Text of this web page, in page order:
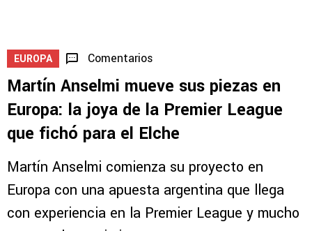
EUROPA Comentarios
Martín Anselmi mueve sus piezas en
Europa: la joya de la Premier League
que fichó para el Elche
Martín Anselmi comienza su proyecto en
Europa con una apuesta argentina que llega
con experiencia en la Premier League y mucho